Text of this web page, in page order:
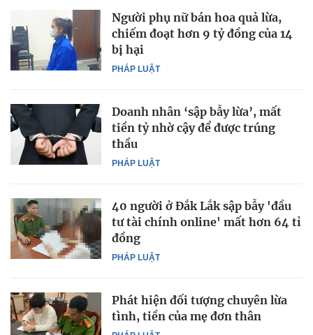
PHÁP LUẬT
Người phụ nữ bán hoa quả lừa,
chiếm đoạt hơn 9 tỷ đồng của 14
bị hại
PHÁP LUẬT
Doanh nhân ‘sập bẫy lừa’, mất
tiền tỷ nhờ cậy để được trúng
thầu
PHÁP LUẬT
40 người ở Đắk Lắk sập bẫy 'đầu
tư tài chính online' mất hơn 64 tỉ
đồng
Phát hiện đối tượng chuyên lừa
tình, tiền của mẹ đơn thân